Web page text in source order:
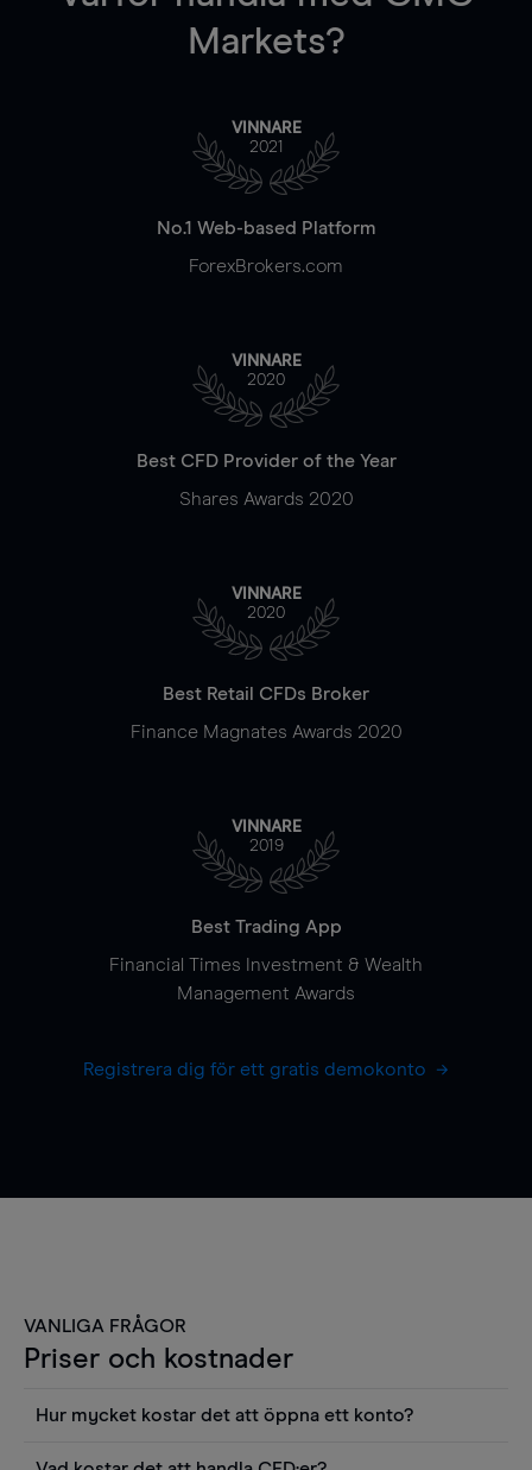
Markets?
VINNARE
2021
No.1 Web-based Platform
ForexBrokers.com
VINNARE
2020
Best CFD Provider of the Year
Shares Awards 2020
VINNARE
2020
Best Retail CFDs Broker
Finance Magnates Awards 2020
VINNARE
2019
Best Trading App
Financial Times Investment & Wealth
Management Awards
Registrera dig för ett gratis demokonto
VANLIGA FRÅGOR
Priser och kostnader
Hur mycket kostar det att öppna ett konto?